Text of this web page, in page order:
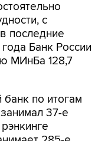
с
последние
Банк России
МИнБа 128,7
по итогам
37-е